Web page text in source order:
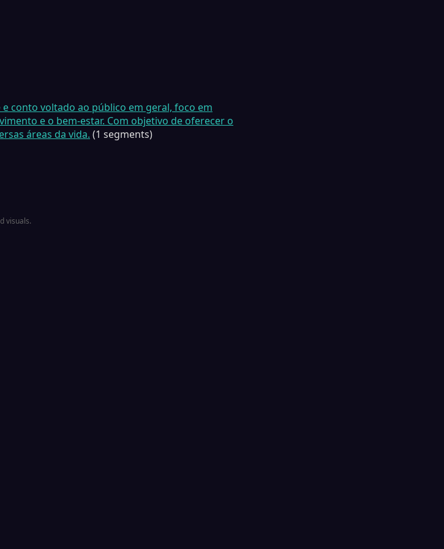
conto voltado ao público em geral, foco em
e o bem-estar. Com objetivo de oferecer o
áreas da vida. (1 segments)
visuals.